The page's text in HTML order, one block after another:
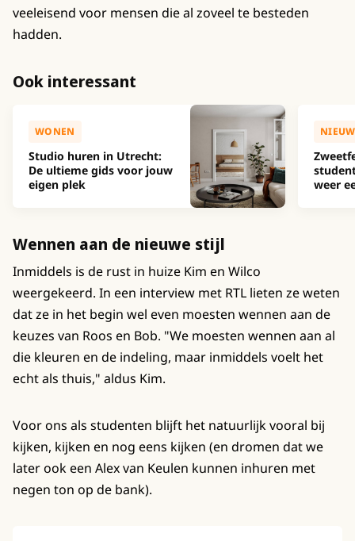
veeleisend voor mensen die al zoveel te besteden
hadden.
Ook interessant
WONEN
Studio huren in Utrecht:
De ultieme gids voor jouw
eigen plek
weer
Wennen aan de nieuwe stijl
Inmiddels is de rust in huize Kim en Wilco
weergekeerd. In een interview met RTL lieten ze weten
dat ze in het begin wel even moesten wennen aan de
keuzes van Roos en Bob. "We moesten wennen aan al
die kleuren en de indeling, maar inmiddels voelt het
echt als thuis," aldus Kim.
Voor ons als studenten blijft het natuurlijk vooral bij
kijken, kijken en nog eens kijken (en dromen dat we
later ook een Alex van Keulen kunnen inhuren met
negen ton op de bank).